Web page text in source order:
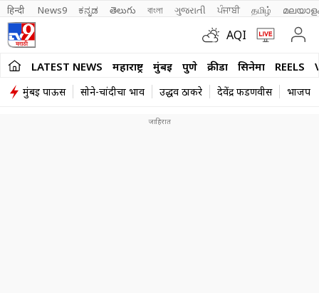
हिन्दी News9 ಕನ್ನಡ తెలుగు বাংলা ગુજરાતી ਪੰਜਾਬੀ தமிழ்
AQI
LATEST NEWS महाराष्ट्र मुंबई पुणे क्रीडा सिनेमा REELS
मुंबई पाऊस सोने-चांदीचा भाव उद्धव ठाकरे देवेंद्र फडणवीस भाजप